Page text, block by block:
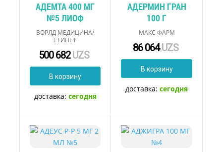
АДЕМТА 400 МГ
№5 ЛИОФ
ВОРЛД МЕДИЦИНА/
ЕГИПЕТ
500 682UZS
В корзину
доставка: сегодня
АДЕРМИН ГРАН
100 Г
МАКС ФАРМ
86 064UZS
В корзину
доставка:сегодня